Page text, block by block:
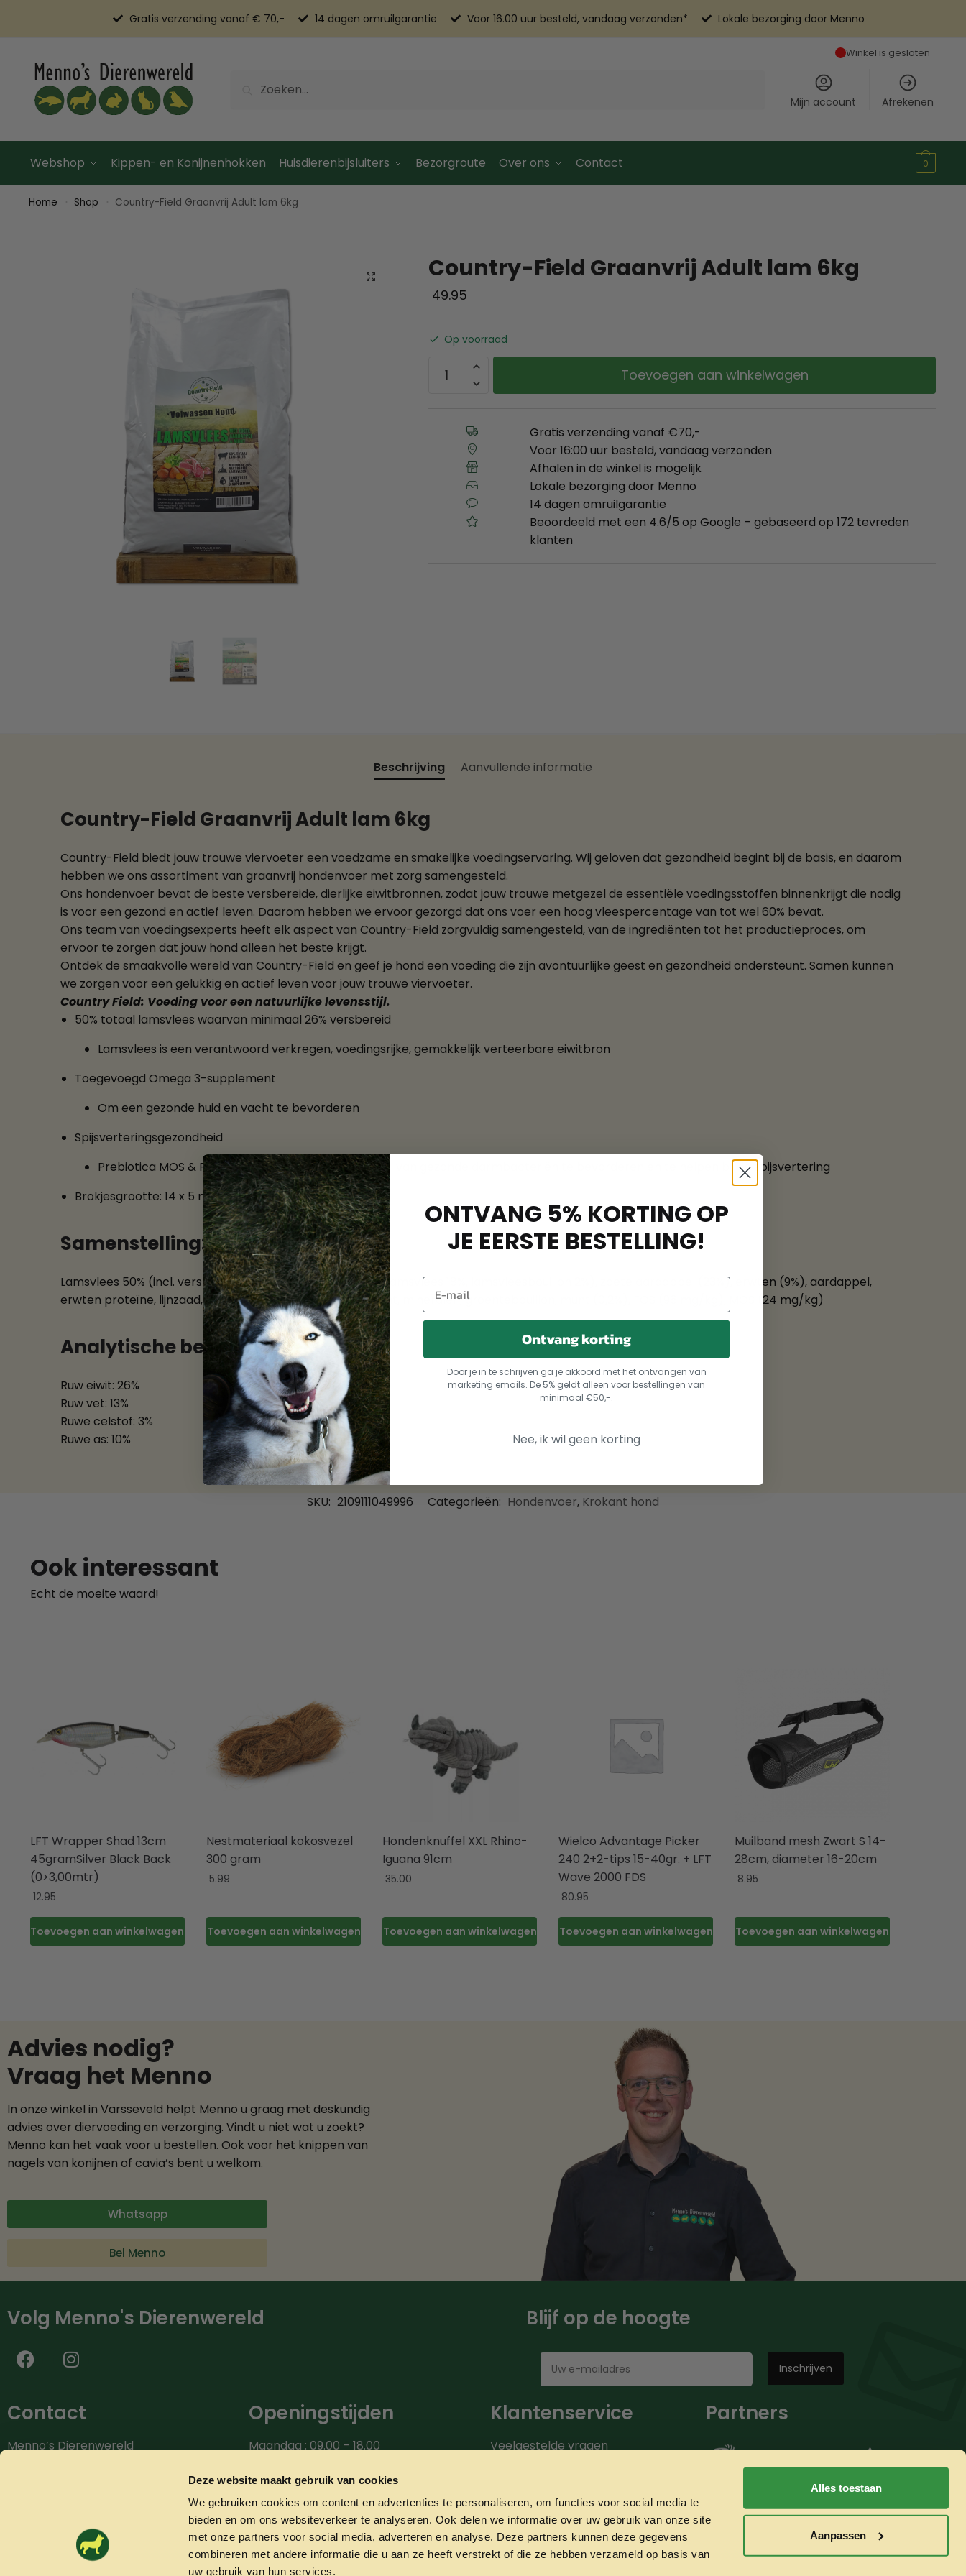
Deze website maakt gebruik van cookies
We gebruiken cookies om content en advertenties te personaliseren, om functies voor social media te
bieden en om ons websiteverkeer te analyseren. Ook delen we informatie over uw gebruik van onze site
met onze partners voor social media, adverteren en analyse. Deze partners kunnen deze gegevens
combineren met andere informatie die u aan ze heeft verstrekt of die ze hebben verzameld op basis van
uw gebruik van hun services.
Alles toestaan
Aanpassen
Gratis verzending vanaf € 70,- 14 dagen omruilgarantie Voor 16.00 uur besteld, vandaag verzonden* Lokale bezorging door Menno
Winkel is gesloten
Mijn account Afrekenen
Webshop Kippen- en Konijnenhokken Huisdierenbijsluiters Bezorgroute Over ons Contact 0
Home Shop Country-Field Graanvrij Adult lam 6kg
Country-Field Graanvrij Adult lam 6kg
49.95
Op voorraad
Toevoegen aan winkelwagen
Gratis verzending vanaf €70,-
Voor 16:00 uur besteld, vandaag verzonden
Afhalen in de winkel is mogelijk
Lokale bezorging door Menno
14 dagen omruilgarantie
Beoordeeld met een 4.6/5 op Google – gebaseerd op 172 tevreden
klanten
Beschrijving Aanvullende informatie
Country-Field Graanvrij Adult lam 6kg
Country-Field biedt jouw trouwe viervoeter een voedzame en smakelijke voedingservaring. Wij geloven dat gezondheid begint bij de basis, en daarom
hebben we ons assortiment van graanvrij hondenvoer met zorg samengesteld.
Ons hondenvoer bevat de beste versbereide, dierlijke eiwitbronnen, zodat jouw trouwe metgezel de essentiële voedingsstoffen binnenkrijgt die nodig
is voor een gezond en actief leven. Daarom hebben we ervoor gezorgd dat ons voer een hoog vleespercentage van tot wel 60% bevat.
Ons team van voedingsexperts heeft elk aspect van Country-Field zorgvuldig samengesteld, van de ingrediënten tot het productieproces, om
ervoor te zorgen dat jouw hond alleen het beste krijgt.
Ontdek de smaakvolle wereld van Country-Field en geef je hond een voeding die zijn avontuurlijke geest en gezondheid ondersteunt. Samen kunnen
we zorgen voor een gelukkig en actief leven voor jouw trouwe viervoeter.
Country Field: Voeding voor een natuurlijke levensstijl.
50% totaal lamsvlees waarvan minimaal 26% versbereid
Lamsvlees is een verantwoord verkregen, voedingsrijke, gemakkelijk verteerbare eiwitbron
Toegevoegd Omega 3-supplement
Om een gezonde huid en vacht te bevorderen
Spijsverteringsgezondheid
Prebiotica MOS & FOS welke kunnen helpen de groei van gezonde darmbacteriën te bevorderen en te helpen bij de spijsvertering
Brokjesgrootte: 14 x 5 mm
Samenstelling:
Lamsvlees 50% (incl. versbereid lamsvlees 30%, gedroogd lamsvlees 18%, lamsvleesbouillon 2%), zoete aardappel (23%), erwten (9%), aardappel,
erwten proteïne, lijnzaad, bietenpulp, omega 3-supplement, mineralen, groentebouillon, munt (0,2%), FOS (96 mg/kg), MOS (24 mg/kg)
Analytische bestanddelen:
Ruw eiwit: 26%
Ruw vet: 13%
Ruwe celstof: 3%
Ruwe as: 10%
SKU: 2109111049996 Categorieën: Hondenvoer, Krokant hond
Ook interessant
Echt de moeite waard!
LFT Wrapper Shad 13cm
45gramSilver Black Back
(0>3,00mtr)
12.95
Toevoegen aan winkelwagen
Nestmateriaal kokosvezel
300 gram
5.99
Toevoegen aan winkelwagen
Hondenknuffel XXL Rhino-
Iguana 91cm
35.00
Toevoegen aan winkelwagen
Wielco Advantage Picker
240 2+2-tips 15-40gr. + LFT
Wave 2000 FDS
80.95
Toevoegen aan winkelwagen
Muilband mesh Zwart S 14-
28cm, diameter 16-20cm
8.95
Toevoegen aan winkelwagen
Advies nodig?
Vraag het Menno
In onze winkel in Varsseveld helpt Menno u graag met deskundig
advies over diervoeding en verzorging. Vindt u niet wat u zoekt?
Menno kan het vaak voor u bestellen. Ook voor het knippen van
nagels van konijnen of cavia’s bent u welkom.
Whatsapp
Bel Menno
Volg Menno's Dierenwereld Blijf op de hoogte
Contact
Menno’s Dierenwereld
info@mennosdierenwereld.nl
Openingstijden
Maandag : 09.00 – 18.00
Woensdag: 09.00 – 18.00
Donderdag: 09.00 – 18.00
Vrijdag: 09.00 – 20.00
Zaterdag: 09.00 – 17.00
Klantenservice
Veelgestelde vragen
Over ons
Onze partners
Contact
Partners
ONTVANG 5% KORTING OP
JE EERSTE BESTELLING!
Ontvang korting
Door je in te schrijven ga je akkoord met het ontvangen van
marketing emails. De 5% geldt alleen voor bestellingen van
minimaal €50,-.
Nee, ik wil geen korting